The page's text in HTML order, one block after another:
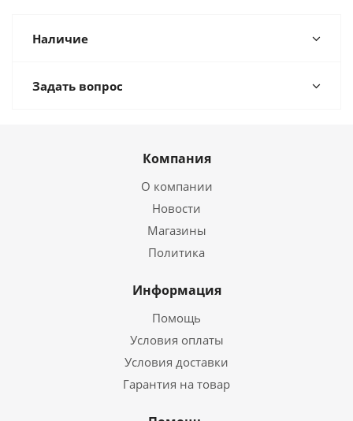
Наличие
Задать вопрос
Компания
О компании
Новости
Магазины
Политика
Информация
Помощь
Условия оплаты
Условия доставки
Гарантия на товар